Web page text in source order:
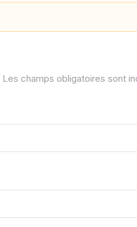
Les champs obligatoires sont